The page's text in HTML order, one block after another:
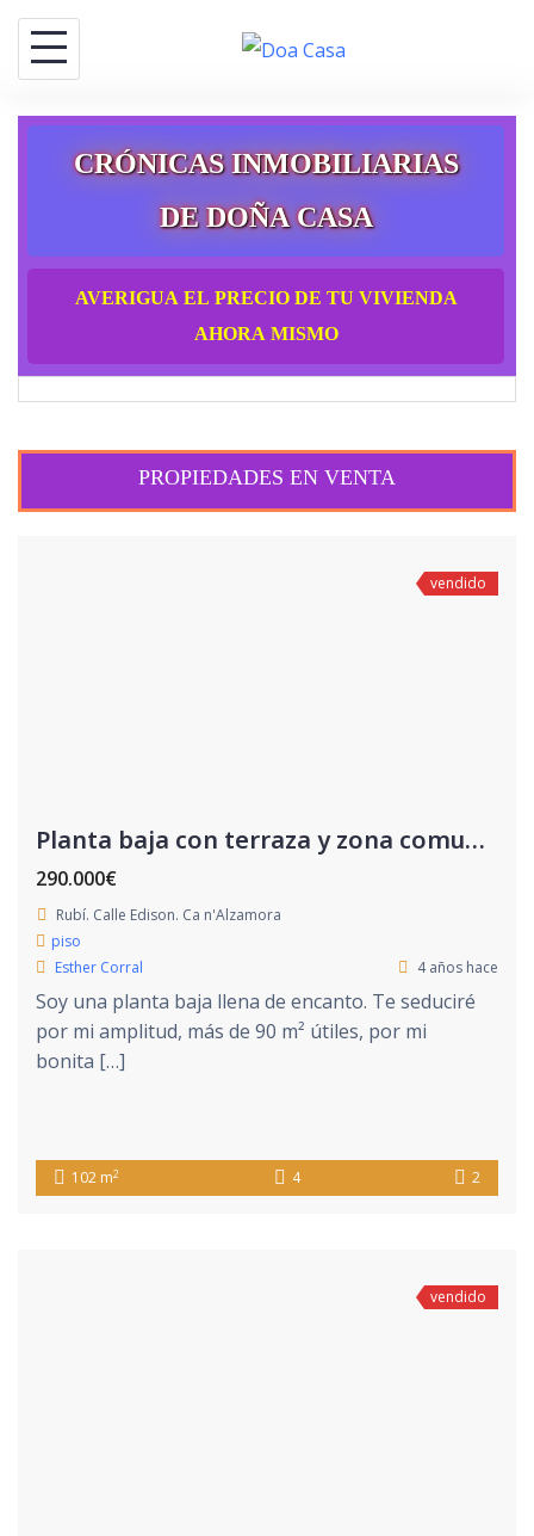
Saltar
contenido
CRÓNICAS INMOBILIARIAS
DE DOÑA CASA
AVERIGUA EL PRECIO DE TU VIVIENDA
AHORA MISMO
PROPIEDADES EN VENTA
vendido
Planta baja con terraza y zona comunitaria
290.000€
Rubí. Calle Edison. Ca n'Alzamora
piso
Esther Corral
4 años hace
Soy una planta baja llena de encanto. Te seduciré
por mi amplitud, más de 90 m² útiles, por mi
bonita […]
102 m2 4 2
vendido